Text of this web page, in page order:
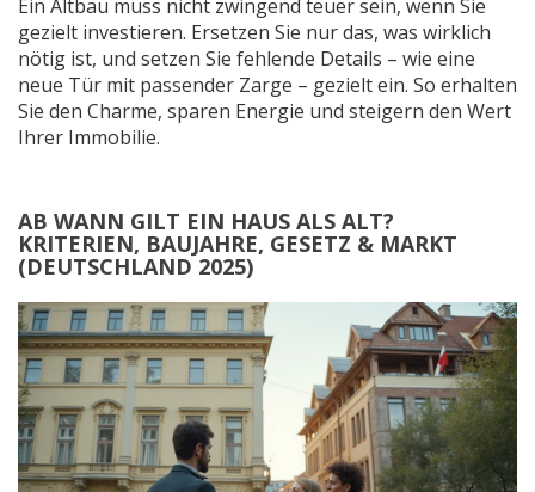
Ein Altbau muss nicht zwingend teuer sein, wenn Sie
gezielt investieren. Ersetzen Sie nur das, was wirklich
nötig ist, und setzen Sie fehlende Details – wie eine
neue Tür mit passender Zarge – gezielt ein. So erhalten
Sie den Charme, sparen Energie und steigern den Wert
Ihrer Immobilie.
AB WANN GILT EIN HAUS ALS ALT?
KRITERIEN, BAUJAHRE, GESETZ & MARKT
(DEUTSCHLAND 2025)